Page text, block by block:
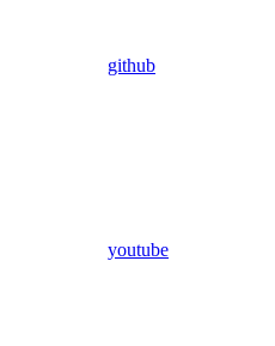
github
youtube